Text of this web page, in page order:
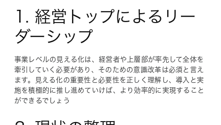
1. 経営トップによるリー
ダーシップ
事業レベルの見える化は、経営者や上層部が率先して全体を
牽引していく必要があり、そのための意識改革は必須と言え
ます。見える化の重要性と必要性を正しく理解し、導入と実
施を積極的に推し進めていけば、より効率的に実現すること
ができるでしょう